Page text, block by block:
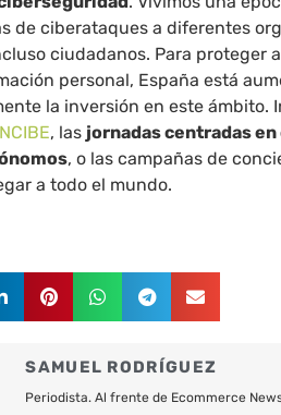
de ciberataques a diferentes
ciudadanos. Para proteger
personal, España está
la inversión en este ámbito.
, las jornadas centradas
, o las campañas de
a todo el mundo.
SAMUEL RODRÍGUEZ
Periodista. Al frente de Ecommerce